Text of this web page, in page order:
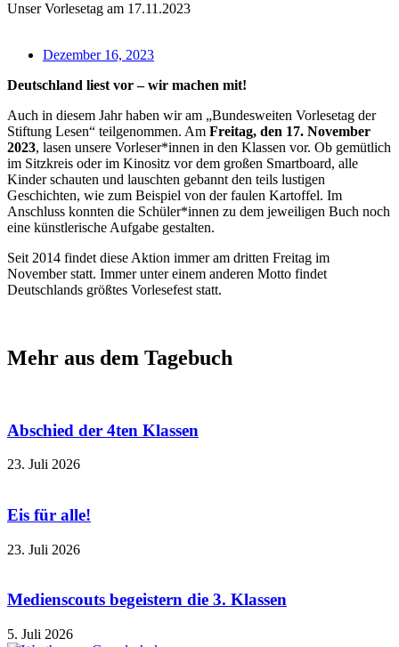
Unser Vorlesetag am 17.11.2023
Dezember 16, 2023
Deutschland liest vor – wir machen mit!
Auch in diesem Jahr haben wir am „Bundesweiten Vorlesetag der
Stiftung Lesen“ teilgenommen. Am Freitag, den 17. November
2023, lasen unsere Vorleser*innen in den Klassen vor. Ob gemütlich
im Sitzkreis oder im Kinositz vor dem großen Smartboard, alle
Kinder schauten und lauschten gebannt den teils lustigen
Geschichten, wie zum Beispiel von der faulen Kartoffel. Im
Anschluss konnten die Schüler*innen zu dem jeweiligen Buch noch
eine künstlerische Aufgabe gestalten.
Seit 2014 findet diese Aktion immer am dritten Freitag im
November statt. Immer unter einem anderen Motto findet
Deutschlands größtes Vorlesefest statt.
Mehr aus dem Tagebuch
Abschied der 4ten Klassen
23. Juli 2026
Eis für alle!
23. Juli 2026
Medienscouts begeistern die 3. Klassen
5. Juli 2026